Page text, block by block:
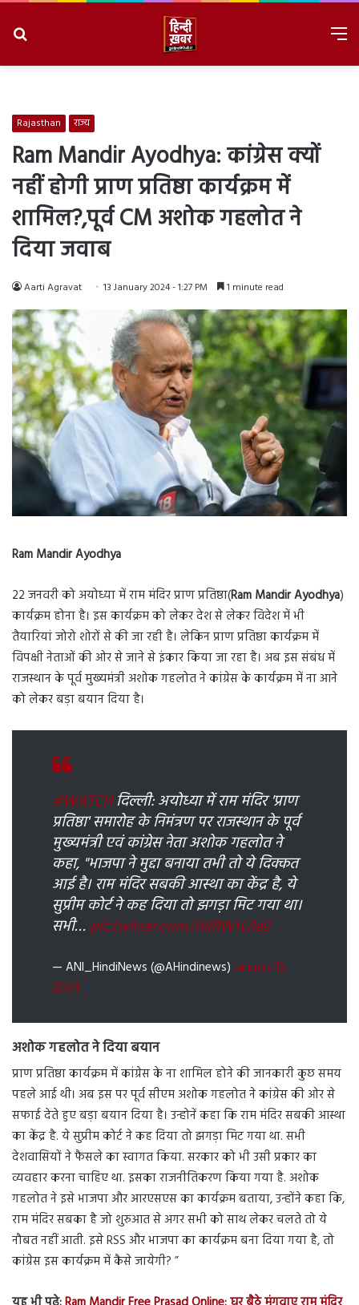
Rajasthan राज्य
Ram Mandir Ayodhya: कांग्रेस क्यों
नहीं होगी प्राण प्रतिष्ठा कार्यक्रम में
शामिल?,पूर्व CM अशोक गहलोत ने
दिया जवाब
Aarti Agravat 13 January 2024 - 1:27 PM 1 minute read
Ram Mandir Ayodhya
22 जनवरी को अयोध्या में राम मंदिर प्राण प्रतिष्ठा(Ram Mandir Ayodhya)
कार्यक्रम होना है। इस कार्यक्रम को लेकर देश से लेकर विदेश में भी
तैयारियां जोरो शोरों से की जा रही है। लेकिन प्राण प्रतिष्ठा कार्यक्रम में
विपक्षी नेताओं की ओर से जाने से इंकार किया जा रहा है। अब इस संबंध में
राजस्थान के पूर्व मुख्यमंत्री अशोक गहलोत ने कांग्रेस के कार्यक्रम में ना आने
को लेकर बड़ा बयान दिया है।
#WATCHदिल्ली: अयोध्या में राम मंदिर 'प्राण
प्रतिष्ठा' समारोह के निमंत्रण पर राजस्थान के पूर्व
मुख्यमंत्री एवं कांग्रेस नेता अशोक गहलोत ने
कहा, "भाजपा ने मुद्दा बनाया तभी तो ये दिक्कत
आई है। राम मंदिर सबकी आस्था का केंद्र है, ये
सुप्रीम कोर्ट ने कह दिया तो झगड़ा मिट गया था।
सभी…pic.twitter.com/A8RWtLi1a9
— ANI_HindiNews (@AHindinews) January 13,
2024
अशोक गहलोत ने दिया बयान
प्राण प्रतिष्ठा कार्यक्रम में कांग्रेस के ना शामिल होने की जानकारी कुछ समय
पहले आई थी। अब इस पर पूर्व सीएम अशोक गहलोत ने कांग्रेस की ओर से
सफाई देते हुए बड़ा बयान दिया है। उन्होनें कहा कि राम मंदिर सबकी आस्था
का केंद्र है. ये सुप्रीम कोर्ट ने कह दिया तो झगड़ा मिट गया था. सभी
देशवासियों ने फैसले का स्वागत किया. सरकार को भी उसी प्रकार का
व्यवहार करना चाहिए था. इसका राजनीतिकरण किया गया है. अशोक
गहलोत ने इसे भाजपा और आरएसएस का कार्यक्रम बताया, उन्होंने कहा कि,
राम मंदिर सबका है जो शुरुआत से अगर सभी को साथ लेकर चलते तो ये
नौबत नहीं आती. इसे RSS और भाजपा का कार्यक्रम बना दिया गया है, तो
कांग्रेस इस कार्यक्रम में कैसे जायेगी? ”